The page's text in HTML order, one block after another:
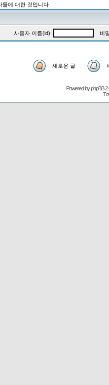
들에 대한 것입니다
사용자 이름(id): 비
새로운 글
Powered byphpBB